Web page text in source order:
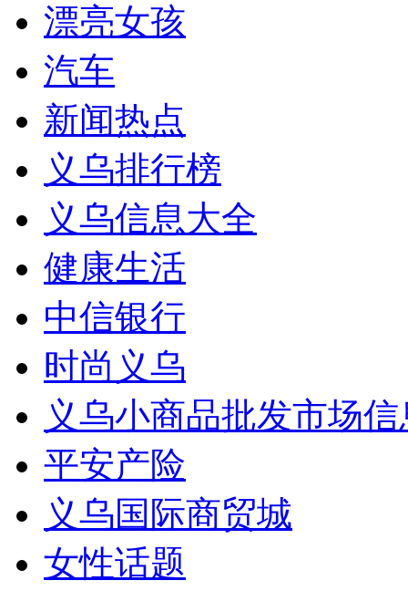
漂亮女孩
汽车
新闻热点
义乌排行榜
义乌信息大全
健康生活
中信银行
时尚义乌
义乌小商品批发市场
平安产险
义乌国际商贸城
女性话题